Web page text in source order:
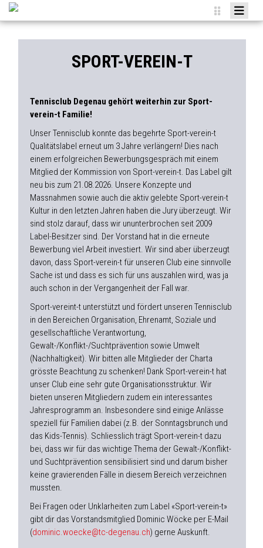
TEAMS
SPONSOREN
MITGLIED WERDEN
ANMELDUNGEN
SPORT-VEREIN-T
Tennisclub Degenau gehört weiterhin zur Sport-
verein-t Familie!
Unser Tennisclub konnte das begehrte Sport-verein-t
Qualitätslabel erneut um 3 Jahre verlängern! Dies nach
einem erfolgreichen Bewerbungsgespräch mit einem
Mitglied der Kommission von Sport-verein-t. Das Label gilt
neu bis zum 21.08.2026. Unsere Konzepte und
Massnahmen sowie auch die aktiv gelebte Sport-verein-t
Kultur in den letzten Jahren haben die Jury überzeugt. Wir
sind stolz darauf, dass wir ununterbrochen seit 2009
Label-Besitzer sind. Der Vorstand hat in die erneute
Bewerbung viel Arbeit investiert. Wir sind aber überzeugt
davon, dass Sport-verein-t für unseren Club eine sinnvolle
Sache ist und dass es sich für uns auszahlen wird, was ja
auch schon in der Vergangenheit der Fall war.
Sport-vereint-t unterstützt und fördert unseren Tennisclub
in den Bereichen Organisation, Ehrenamt, Soziale und
gesellschaftliche Verantwortung,
Gewalt-/Konflikt-/Suchtprävention sowie Umwelt
(Nachhaltigkeit). Wir bitten alle Mitglieder der Charta
grösste Beachtung zu schenken! Dank Sport-verein-t hat
unser Club eine sehr gute Organisationsstruktur. Wir
bieten unseren Mitgliedern zudem ein interessantes
Jahresprogramm an. Insbesondere sind einige Anlässe
speziell für Familien dabei (z.B. der Sonntagsbrunch und
das Kids-Tennis). Schliesslich trägt Sport-verein-t dazu
bei, dass wir für das wichtige Thema der Gewalt-/Konflikt-
und Suchtprävention sensibilisiert sind und darum bisher
keine gravierenden Fälle in diesem Bereich verzeichnen
mussten.
Bei Fragen oder Unklarheiten zum Label «Sport-verein-t»
gibt dir das Vorstandsmitglied Dominic Wöcke per E-Mail
(dominic.woecke@tc-degenau.ch) gerne Auskunft.